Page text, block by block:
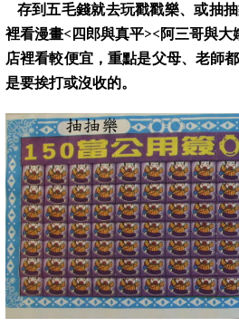
存到五毛錢就去玩戳戳樂、或抽
裡看漫畫<四郎與真平><阿三哥與大
店裡看較便宜，重點是父母、老師
是要挨打或沒收的。